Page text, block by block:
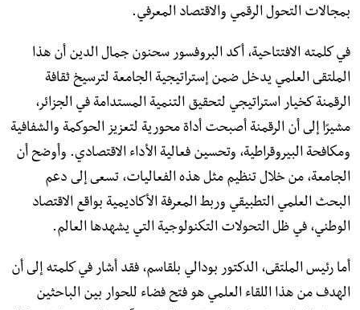
بمجالات التحول الرقمي والاقتصاد المعرفي.
في كلمته الافتتاحية، أكد البروفسور سحنون جمال الدين أن هذا
الملتقى العلمي يدخل ضمن إستراتيجية الجامعة لترسيخ ثقافة
الرقمنة كخيار استراتيجي لتحقيق التنمية المستدامة في الجزائر،
مشيرًا إلى أن الرقمنة أصبحت أداة محورية لتعزيز الحوكمة والشفافية
ومكافحة البيروقراطية، وتحسين فعالية الأداء الاقتصادي. وأوضح أن
الجامعة، من خلال تنظيم مثل هذه الفعاليات، تسعى إلى دعم
البحث العلمي التطبيقي وربط المعرفة الأكاديمية بواقع الاقتصاد
الوطني، في ظل التحولات التكنولوجية التي يشهدها العالم.
أما رئيس الملتقى، الدكتور بودالي بلقاسم، فقد أشار في كلمته إلى أن
الهدف من هذا اللقاء العلمي هو فتح فضاء للحوار بين الباحثين